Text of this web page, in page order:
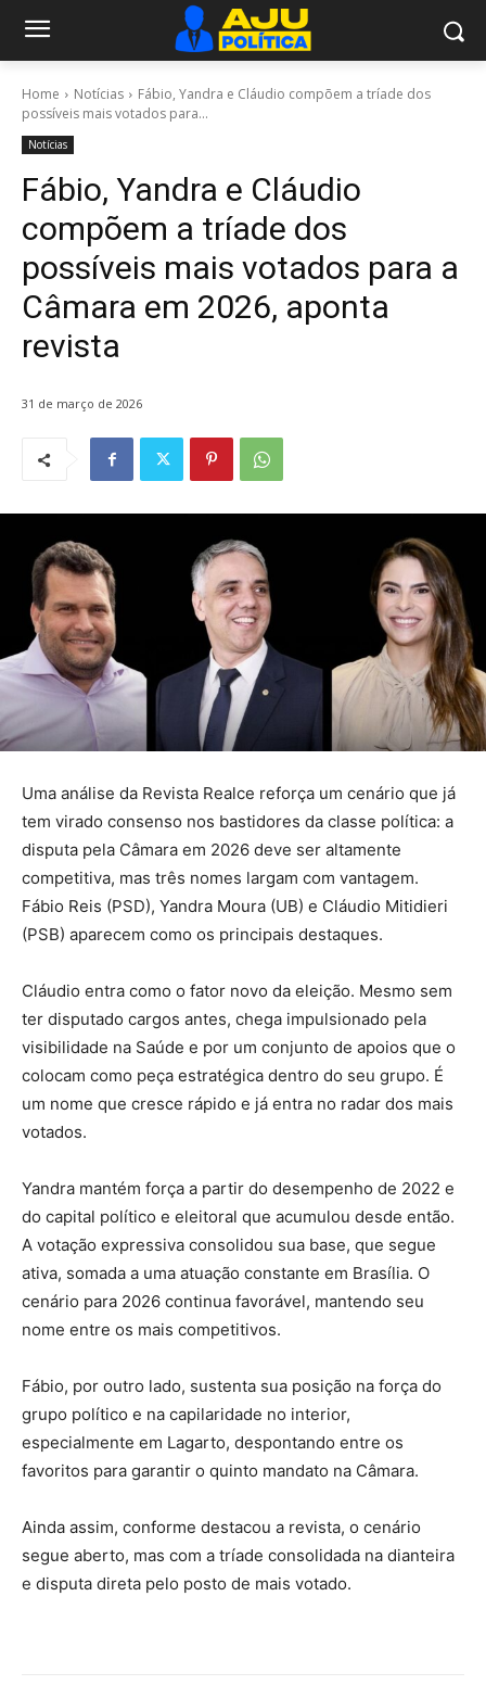
Home Notícias
Fábio, Yandra e Cláudio compõem a tríade dos
possíveis mais votados para...
Notícias
Fábio, Yandra e Cláudio
compõem a tríade dos
possíveis mais votados para a
Câmara em 2026, aponta
revista
31 de março de 2026
Uma análise da Revista Realce reforça um cenário que já
tem virado consenso nos bastidores da classe política: a
disputa pela Câmara em 2026 deve ser altamente
competitiva, mas três nomes largam com vantagem.
Fábio Reis (PSD), Yandra Moura (UB) e Cláudio Mitidieri
(PSB) aparecem como os principais destaques.
Cláudio entra como o fator novo da eleição. Mesmo sem
ter disputado cargos antes, chega impulsionado pela
visibilidade na Saúde e por um conjunto de apoios que o
colocam como peça estratégica dentro do seu grupo. É
um nome que cresce rápido e já entra no radar dos mais
votados.
Yandra mantém força a partir do desempenho de 2022 e
do capital político e eleitoral que acumulou desde então.
A votação expressiva consolidou sua base, que segue
ativa, somada a uma atuação constante em Brasília. O
cenário para 2026 continua favorável, mantendo seu
nome entre os mais competitivos.
Fábio, por outro lado, sustenta sua posição na força do
grupo político e na capilaridade no interior,
especialmente em Lagarto, despontando entre os
favoritos para garantir o quinto mandato na Câmara.
Ainda assim, conforme destacou a revista, o cenário
segue aberto, mas com a tríade consolidada na dianteira
e disputa direta pelo posto de mais votado.